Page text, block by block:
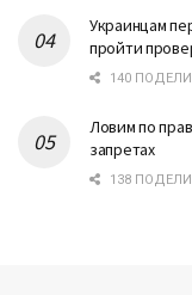
Украинцам
пройти
140
Ловим по
запретах
138